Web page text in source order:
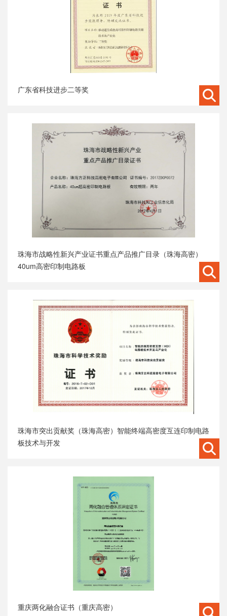
广东省科技进步二等奖
珠海市战略性新兴产业证书重点产品推广目录（珠海高密）
40um高密印制电路板
珠海市突出贡献奖（珠海高密）智能终端高密度互连印制电路
板技术与开发
重庆两化融合证书（重庆高密）